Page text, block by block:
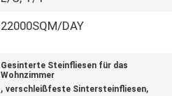
22000SQM/DAY
Gesinterte Steinfliesen für das
Wohnzimmer
,verschleißfeste Sintersteinfliesen,